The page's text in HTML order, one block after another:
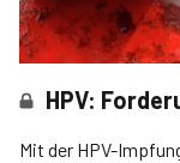
HPV:
Mit der HPV-